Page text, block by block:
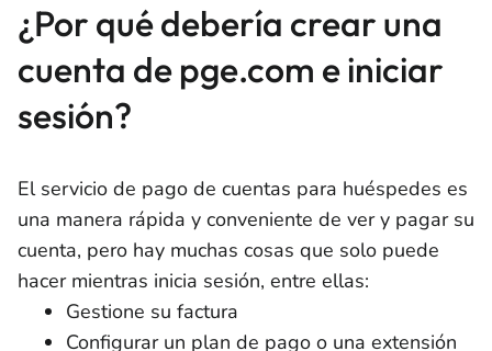
¿Por qué debería crear una
cuenta de pge.com e iniciar
sesión?
El servicio de pago de cuentas para huéspedes es
una manera rápida y conveniente de ver y pagar su
cuenta, pero hay muchas cosas que solo puede
hacer mientras inicia sesión, entre ellas:
Gestione su factura
Configurar un plan de pago o una extensión